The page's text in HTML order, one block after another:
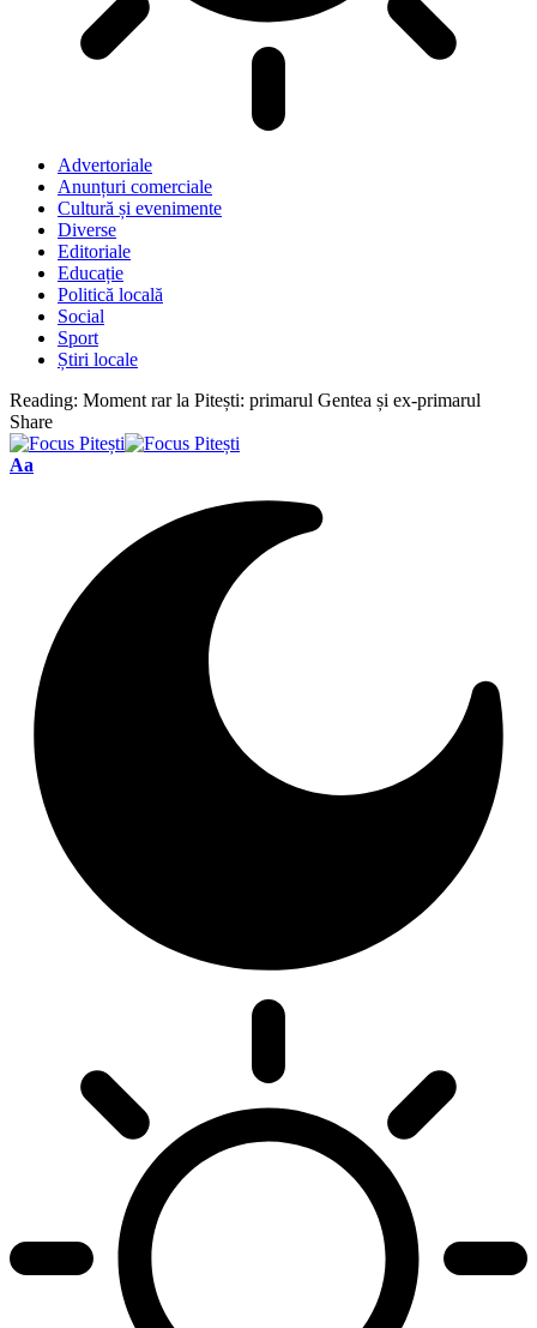
Advertoriale
Anunțuri comerciale
Cultură și evenimente
Diverse
Editoriale
Educație
Politică locală
Social
Sport
Știri locale
Reading: Moment rar la Pitești: primarul Gentea și ex-primarul
Share
Font
Aa